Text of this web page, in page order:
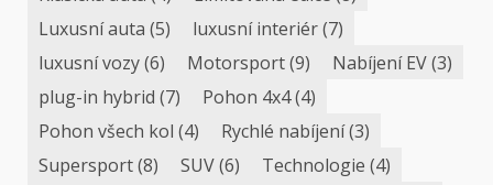
Luxusní auta (5) luxusní interiér(7)
luxusní vozy(6) Motorsport(9) Nabíjení EV(3)
plug-in hybrid (7) Pohon 4x4(4)
Pohon všech kol (4) Rychlé nabíjení(3)
Supersport(8) SUV(6) Technologie (4)